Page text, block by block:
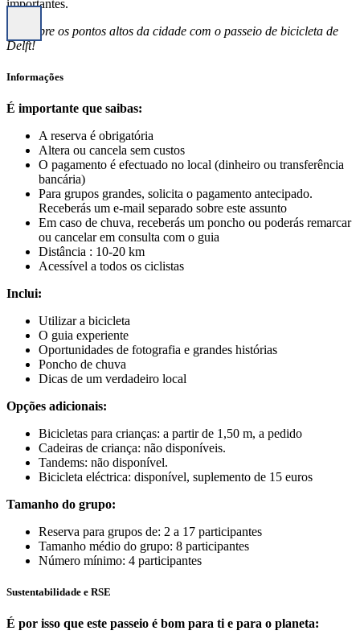
importantes.
Descobre os pontos altos da cidade com o passeio de bicicleta de
Delft!
Informações
É importante que saibas:
A reserva é obrigatória
Altera ou cancela sem custos
O pagamento é efectuado no local (dinheiro ou transferência
bancária)
Para grupos grandes, solicita o pagamento antecipado.
Receberás um e-mail separado sobre este assunto
Em caso de chuva, receberás um poncho ou poderás remarcar
ou cancelar em consulta com o guia
Distância : 10-20 km
Acessível a todos os ciclistas
Inclui:
Utilizar a bicicleta
O guia experiente
Oportunidades de fotografia e grandes histórias
Poncho de chuva
Dicas de um verdadeiro local
Opções adicionais:
Bicicletas para crianças: a partir de 1,50 m, a pedido
Cadeiras de criança: não disponíveis.
Tandems: não disponível.
Bicicleta eléctrica: disponível, suplemento de 15 euros
Tamanho do grupo:
Reserva para grupos de: 2 a 17 participantes
Tamanho médio do grupo: 8 participantes
Número mínimo: 4 participantes
Sustentabilidade e RSE
É por isso que este passeio é bom para ti e para o planeta: